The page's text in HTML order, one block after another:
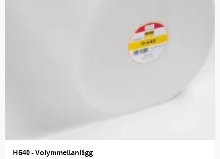
H640 - Volymmellanlägg